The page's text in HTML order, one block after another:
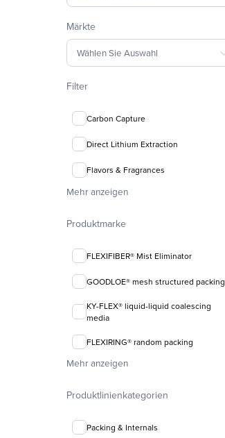
Märkte
Wählen Sie Auswahl
Filter
Carbon Capture
Direct Lithium Extraction
Flavors & Fragrances
Mehr anzeigen
Produktmarke
FLEXIFIBER® Mist Eliminator
GOODLOE® mesh structured packing
KY-FLEX® liquid-liquid coalescing
media
FLEXIRING® random packing
Mehr anzeigen
Produktlinienkategorien
Packing & Internals